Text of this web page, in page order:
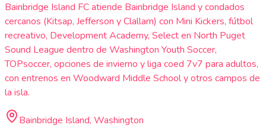
Bainbridge Island FC atiende Bainbridge Island y condados
cercanos (Kitsap, Jefferson y Clallam) con Mini Kickers, fútbol
recreativo, Development Academy, Select en North Puget
Sound League dentro de Washington Youth Soccer,
TOPsoccer, opciones de invierno y liga coed 7v7 para adultos,
con entrenos en Woodward Middle School y otros campos de
la isla.
Bainbridge Island, Washington